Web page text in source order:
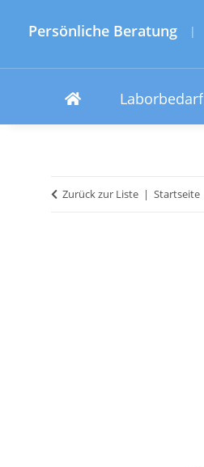
Persönliche Beratung |
Laborbedarf
Zurück zur Liste Startseite